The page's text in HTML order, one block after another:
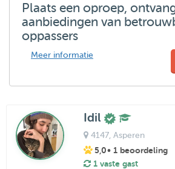
Plaats een oproep,
aanbiedingen van
oppassers
Meer informatie
Idil
4147, Asperen
5,0• 1 beoordeling
1 vaste gast